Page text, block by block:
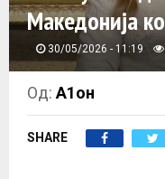
M
E
Македонија
30/05/2026 - 11:19
Од:А1он
SHARE